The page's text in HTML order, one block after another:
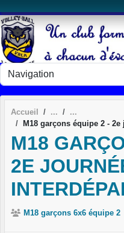
Accueil
M18 garçons équipe 2 -
M18
2E
M18 garçons 6x6 équipe 2